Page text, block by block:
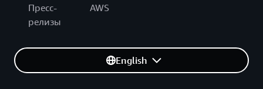
Пресс-
релизы
AWS
English